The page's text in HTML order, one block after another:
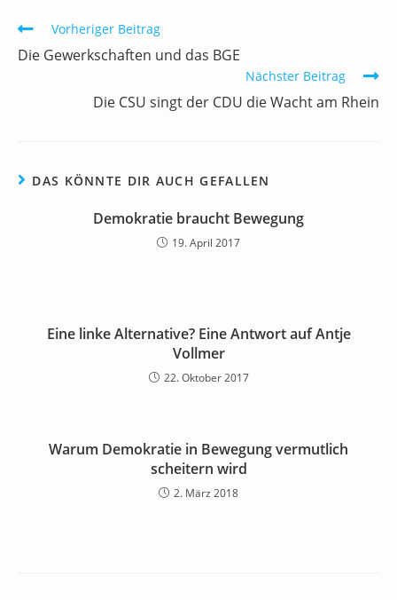
o
k
Weitere
ansehen
Vorheriger Beitrag
Die Gewerkschaften und das BGE
Nächster Beitrag
Die CSU singt der CDU die Wacht am Rhein
DAS KÖNNTE DIR AUCH GEFALLEN
Demokratie braucht Bewegung
19. April 2017
Eine linke Alternative? Eine Antwort auf Antje
Vollmer
22. Oktober 2017
Warum Demokratie in Bewegung vermutlich
scheitern wird
2. März 2018